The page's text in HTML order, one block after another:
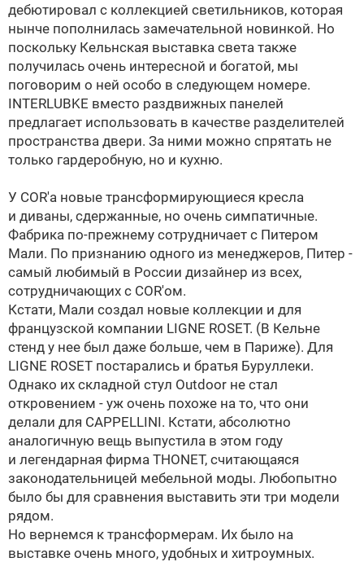
дебютировал с коллекцией светильников, которая
нынче пополнилась замечательной новинкой. Но
поскольку Кельнская выставка света также
получилась очень интересной и богатой, мы
поговорим о ней особо в следующем номере.
INTERLUBKE вместо раздвижных панелей
предлагает использовать в качестве разделителей
пространства двери. За ними можно спрятать не
только гардеробную, но и кухню.
У COR'а новые трансформирующиеся кресла
и диваны, сдержанные, но очень симпатичные.
Фабрика по-прежнему сотрудничает с Питером
Мали. По признанию одного из менеджеров, Питер -
самый любимый в России дизайнер из всех,
сотрудничающих с COR'ом.
Кстати, Мали создал новые коллекции и для
французской компании LIGNE ROSET. (В Кельне
стенд у нее был даже больше, чем в Париже). Для
LIGNE ROSET постарались и братья Буруллеки.
Однако их складной стул Outdoor не стал
откровением - уж очень похоже на то, что они
делали для CAPPELLINI. Кстати, абсолютно
аналогичную вещь выпустила в этом году
и легендарная фирма THONET, считающаяся
законодательницей мебельной моды. Любопытно
было бы для сравнения выставить эти три модели
рядом.
Но вернемся к трансформерам. Их было на
выставке очень много, удобных и хитроумных.